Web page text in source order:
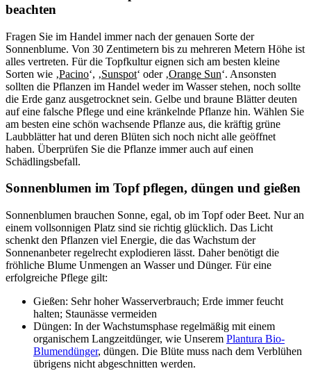
beachten
Fragen Sie im Handel immer nach der genauen Sorte der
Sonnenblume. Von 30 Zentimetern bis zu mehreren Metern Höhe ist
alles vertreten. Für die Topfkultur eignen sich am besten kleine
Sorten wie ‚Pacino‘, ‚Sunspot‘ oder ‚Orange Sun‘. Ansonsten
sollten die Pflanzen im Handel weder im Wasser stehen, noch sollte
die Erde ganz ausgetrocknet sein. Gelbe und braune Blätter deuten
auf eine falsche Pflege und eine kränkelnde Pflanze hin. Wählen Sie
am besten eine schön wachsende Pflanze aus, die kräftig grüne
Laubblätter hat und deren Blüten sich noch nicht alle geöffnet
haben. Überprüfen Sie die Pflanze immer auch auf einen
Schädlingsbefall.
Sonnenblumen im Topf pflegen, düngen und gießen
Sonnenblumen brauchen Sonne, egal, ob im Topf oder Beet. Nur an
einem vollsonnigen Platz sind sie richtig glücklich. Das Licht
schenkt den Pflanzen viel Energie, die das Wachstum der
Sonnenanbeter regelrecht explodieren lässt. Daher benötigt die
fröhliche Blume Unmengen an Wasser und Dünger. Für eine
erfolgreiche Pflege gilt:
Gießen: Sehr hoher Wasserverbrauch; Erde immer feucht
halten; Staunässe vermeiden
Düngen: In der Wachstumsphase regelmäßig mit einem
organischem Langzeitdünger, wie Unserem Plantura Bio-
Blumendünger, düngen. Die Blüte muss nach dem Verblühen
übrigens nicht abgeschnitten werden.